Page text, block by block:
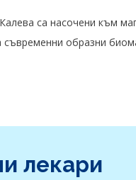
са насочени към
образни
лекари